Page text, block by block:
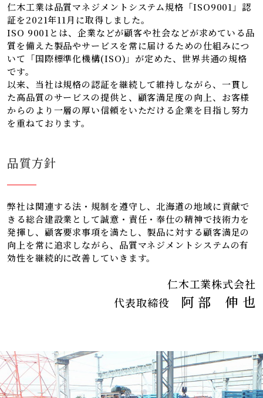
仁木工業は品質マネジメントシステム規格「ISO9001」認
証を2021年11月に取得しました。
ISO 9001とは、企業などが顧客や社会などが求めている品
質を備えた製品やサービスを常に届けるための仕組みにつ
いて「国際標準化機構(ISO)」が定めた、世界共通の規格
です。
以来、当社は規格の認証を継続して維持しながら、一貫し
た高品質のサービスの提供と、顧客満足度の向上、お客様
からのより一層の厚い信頼をいただける企業を目指し努力
を重ねております。
品質方針
弊社は関連する法・規制を遵守し、北海道の地域に貢献で
きる総合建設業として誠意・責任・奉仕の精神で技術力を
発揮し、顧客要求事項を満たし、製品に対する顧客満足の
向上を常に追求しながら、品質マネジメントシステムの有
効性を継続的に改善していきます。
仁木工業株式会社
代表取締役 阿 部 伸 也